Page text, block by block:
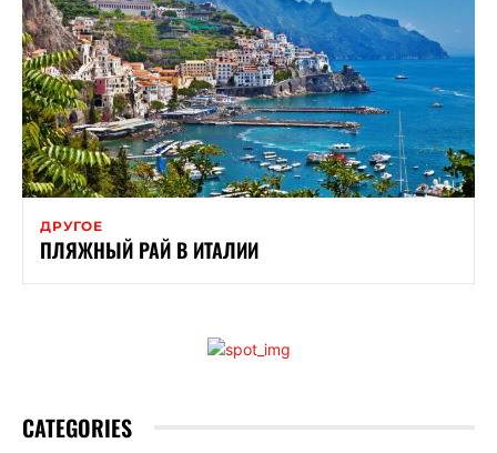
ДРУГОЕ
ПЛЯЖНЫЙ РАЙ В ИТАЛИИ
CATEGORIES